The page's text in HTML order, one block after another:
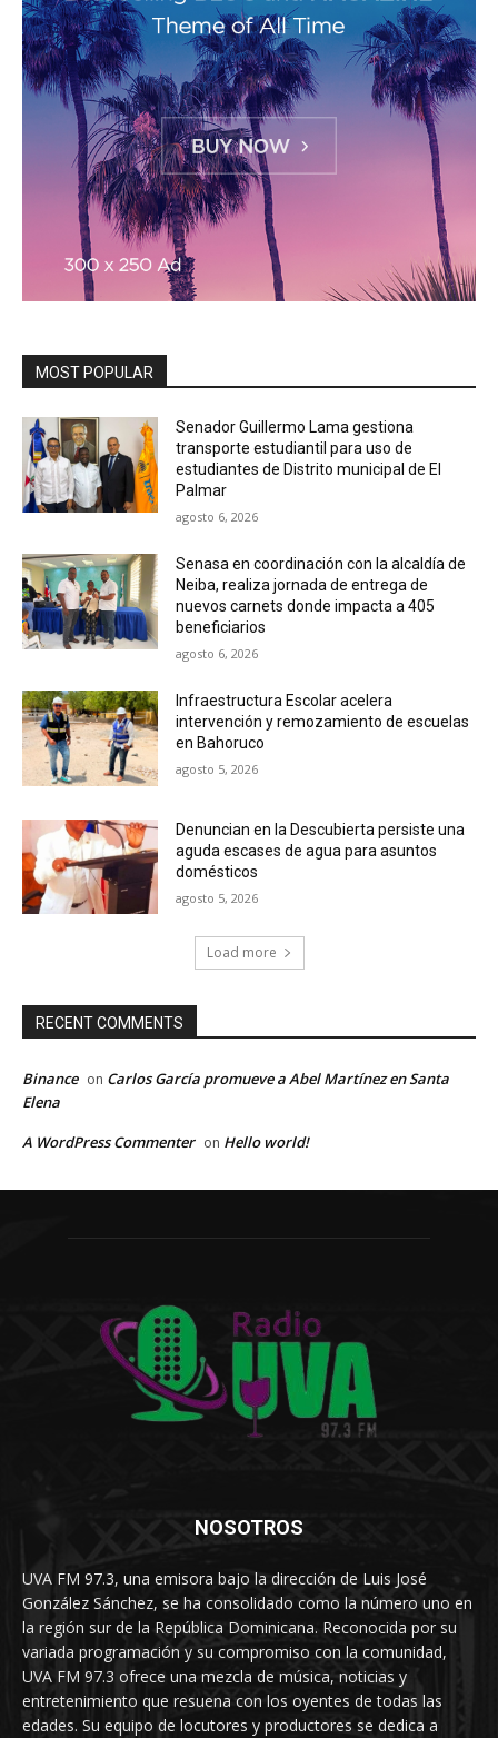
MOST POPULAR
Senador Guillermo Lama gestiona
transporte estudiantil para uso de
estudiantes de Distrito municipal de El
Palmar
agosto 6, 2026
Senasa en coordinación con la alcaldía de
Neiba, realiza jornada de entrega de
nuevos carnets donde impacta a 405
beneficiarios
agosto 6, 2026
Infraestructura Escolar acelera
intervención y remozamiento de escuelas
en Bahoruco
agosto 5, 2026
Denuncian en la Descubierta persiste una
aguda escases de agua para asuntos
domésticos
agosto 5, 2026
Load more
RECENT COMMENTS
Binance on Carlos García promueve a Abel Martínez en Santa
Elena
A WordPress Commenter on Hello world!
NOSOTROS
UVA FM 97.3, una emisora bajo la dirección de Luis José
González Sánchez, se ha consolidado como la número uno en
la región sur de la República Dominicana. Reconocida por su
variada programación y su compromiso con la comunidad,
UVA FM 97.3 ofrece una mezcla de música, noticias y
entretenimiento que resuena con los oyentes de todas las
edades. Su equipo de locutores y productores se dedica a